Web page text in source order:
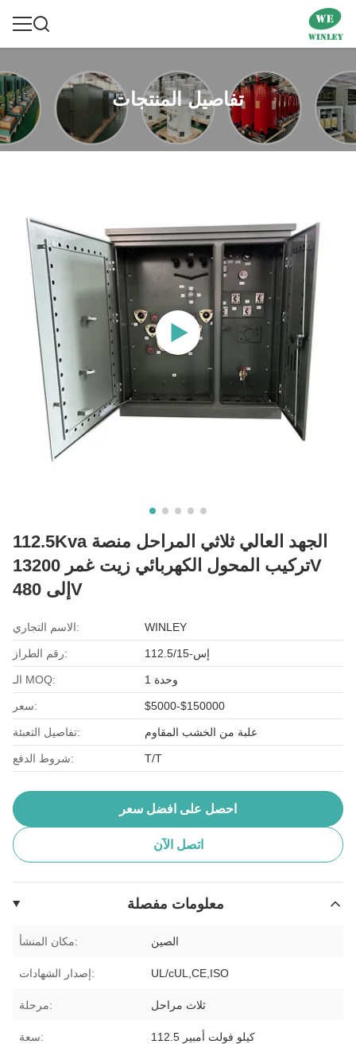
تفاصيل المنتجات
112.5Kva الجهد العالي ثلاثي المراحل منصة
تركيب المحول الكهربائي زيت غمر 13200V
إلى 480V
الاسم التجاري: WINLEY
رقم الطراز: إس-112.5/15
الـ MOQ: وحدة 1
سعر: $5000-$150000
تفاصيل التعبئة: علبة من الخشب المقاوم
شروط الدفع: T/T
احصل على افضل سعر
اتصل الآن
معلومات مفصلة
مكان المنشأ: الصين
إصدار الشهادات: UL/cUL,CE,ISO
مرحلة: ثلاث مراحل
سعة: 112.5 كيلو فولت أمبير